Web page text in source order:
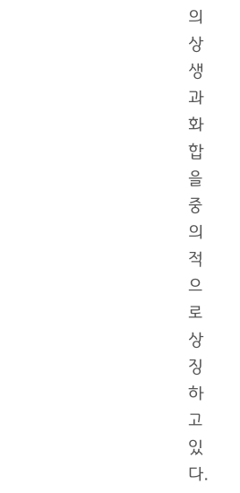
의
상
생
과
화
합
을
중
의
적
으
로
상
징
하
고
있
다.